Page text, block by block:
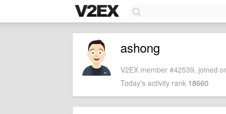
ashong
V2EX member #42539, joined
Today's activity rank 18660